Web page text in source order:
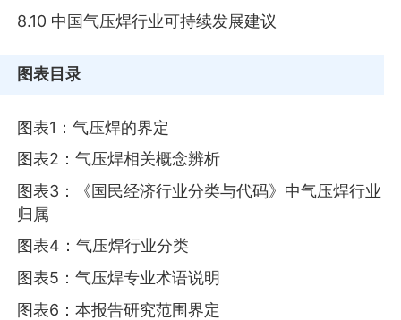
8.10 中国气压焊行业可持续发展建议
图表目录
图表1：气压焊的界定
图表2：气压焊相关概念辨析
图表3：《国民经济行业分类与代码》中气压焊行业
归属
图表4：气压焊行业分类
图表5：气压焊专业术语说明
图表6：本报告研究范围界定